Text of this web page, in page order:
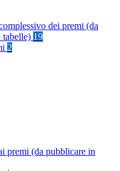
dei premi (da
tabelle) 19
2
premi (da pubblicare in